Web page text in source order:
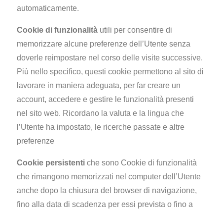
automaticamente.
Cookie di funzionalità utili per consentire di
memorizzare alcune preferenze dell’Utente senza
doverle reimpostare nel corso delle visite successive.
Più nello specifico, questi cookie permettono al sito di
lavorare in maniera adeguata, per far creare un
account, accedere e gestire le funzionalità presenti
nel sito web. Ricordano la valuta e la lingua che
l’Utente ha impostato, le ricerche passate e altre
preferenze
Cookie persistenti che sono Cookie di funzionalità
che rimangono memorizzati nel computer dell’Utente
anche dopo la chiusura del browser di navigazione,
fino alla data di scadenza per essi prevista o fino a